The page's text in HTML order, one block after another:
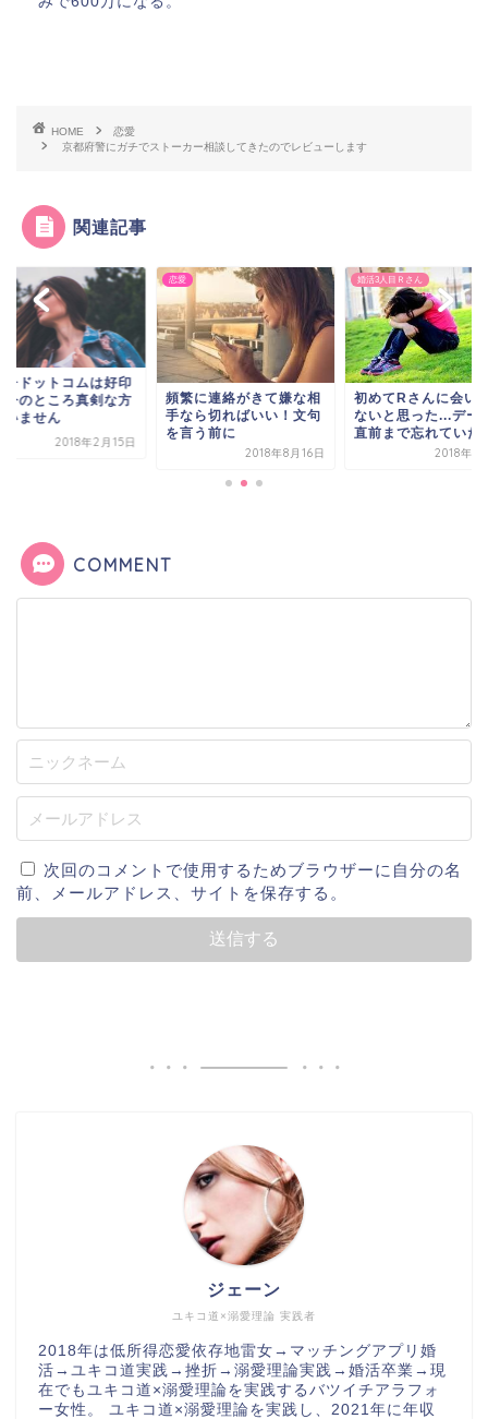
HOME
恋愛
京都府警にガチでストーカー相談してきたのでレビューします
関連記事
チドットコムは好印
今のところ真剣な方
いません
2018年2月15日
恋愛
頻繁に連絡がきて嫌な相
手なら切ればいい！文句
を言う前に
2018年8月16日
婚活3人目Ｒさん
初めてRさんに会い
ないと思った...デー
直前まで忘れていた
2018年11
COMMENT
次回のコメントで使用するためブラウザーに自分の名
前、メールアドレス、サイトを保存する。
ユキコ道×溺愛理論 実践者
ジェーン
2018年は低所得恋愛依存地雷女→マッチングアプリ婚
活→ユキコ道実践→挫折→溺愛理論実践→婚活卒業→現
在でもユキコ道×溺愛理論を実践するバツイチアラフォ
ー女性。 ユキコ道×溺愛理論を実践し、2021年に年収